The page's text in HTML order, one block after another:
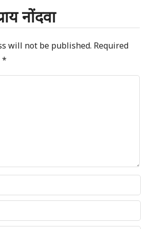
नोंदवा
will not be published. Required
*